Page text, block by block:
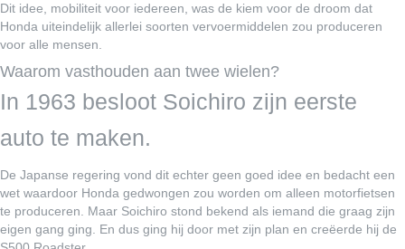
Dit idee, mobiliteit voor iedereen, was de kiem voor de droom dat
Honda uiteindelijk allerlei soorten vervoermiddelen zou produceren
voor alle mensen.
Waarom vasthouden aan twee wielen?
In 1963 besloot Soichiro zijn eerste
auto te maken.
De Japanse regering vond dit echter geen goed idee en bedacht een
wet waardoor Honda gedwongen zou worden om alleen motorfietsen
te produceren. Maar Soichiro stond bekend als iemand die graag zijn
eigen gang ging. En dus ging hij door met zijn plan en creëerde hij de